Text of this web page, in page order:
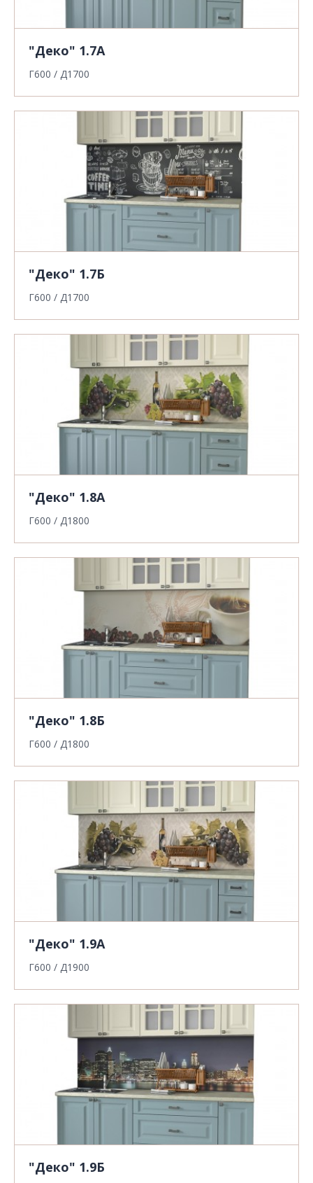
"Деко" 1.7А
Г600 / Д1700
"Деко" 1.7Б
Г600 / Д1700
"Деко" 1.8А
Г600 / Д1800
"Деко" 1.8Б
Г600 / Д1800
"Деко" 1.9А
Г600 / Д1900
"Деко" 1.9Б